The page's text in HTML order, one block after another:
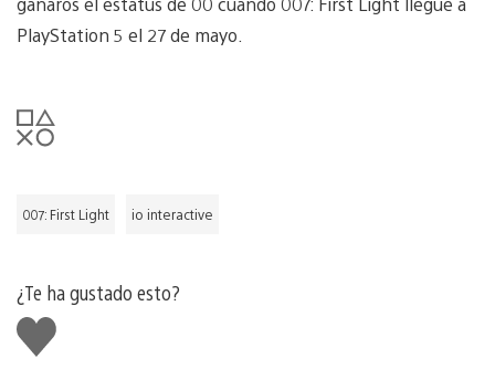
PlayStation 5 el 27 de mayo.
007: First Light io interactive
¿Te ha gustado esto?
Me
gusta
esto